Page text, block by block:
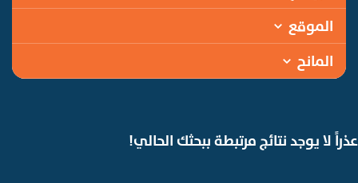
الموقع
المانح
عذراً لا يوجد نتائج مرتبطة ببحثك الحالي!